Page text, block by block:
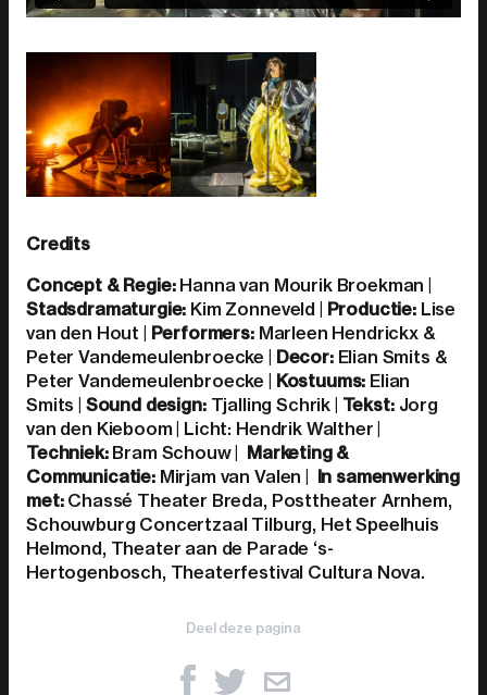
Credits
Concept & Regie:Hanna van Mourik Broekman |
Stadsdramaturgie: Kim Zonneveld | Productie: Lise
van den Hout | Performers:Marleen Hendrickx &
Peter Vandemeulenbroecke | Decor: Elian Smits &
Peter Vandemeulenbroecke | Kostuums: Elian
Smits | Sound design: Tjalling Schrik | Tekst: Jorg
van den Kieboom | Licht: Hendrik Walther |
Techniek:Bram Schouw | Marketing &
Communicatie: Mirjam van Valen | In samenwerking
met: Chassé Theater Breda, Posttheater Arnhem,
Schouwburg Concertzaal Tilburg, Het Speelhuis
Helmond, Theater aan de Parade ‘s-
Hertogenbosch, Theaterfestival Cultura Nova.
Deel deze pagina